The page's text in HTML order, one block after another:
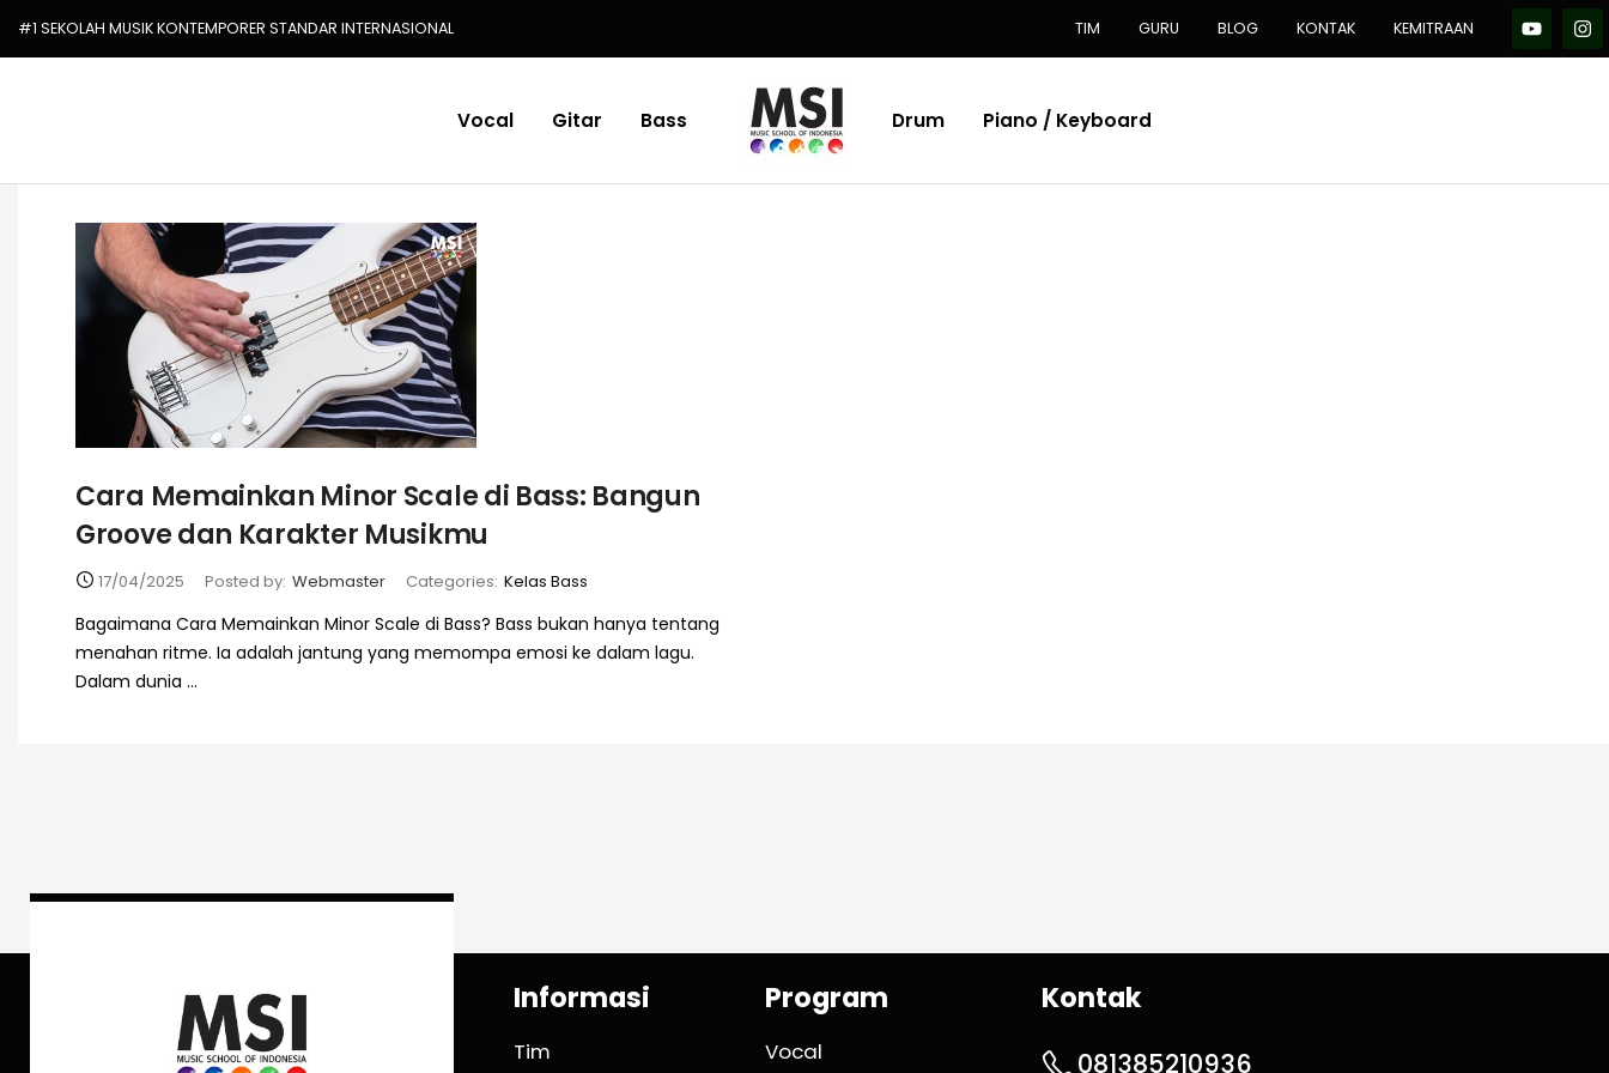
#1 SEKOLAH MUSIK KONTEMPORER STANDAR INTERNASIONAL TIM GURU BLOG KONTAK KEMITRAAN
Vocal Gitar Bass Drum Piano / Keyboard
Cara Memainkan Minor Scale di Bass: Bangun
Groove dan Karakter Musikmu
17/04/2025 Posted by: Webmaster Categories: Kelas Bass
Bagaimana Cara Memainkan Minor Scale di Bass? Bass bukan hanya tentang
menahan ritme. Ia adalah jantung yang memompa emosi ke dalam lagu.
Dalam dunia ...
Informasi
Tim
Program
Vocal
Kontak
081385210936